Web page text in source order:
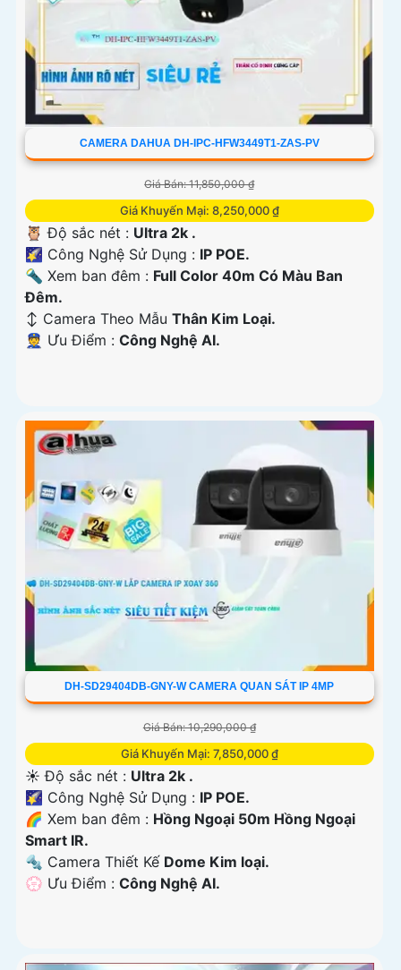
CAMERA DAHUA DH-IPC-HFW3449T1-ZAS-PV
Giá Bán: 11,850,000 ₫
Giá Khuyến Mại: 8,250,000 ₫
🦉 Độ sắc nét : Ultra 2k .
🌠 Công Nghệ Sử Dụng : IP POE.
🔦 Xem ban đêm : Full Color 40m Có Màu Ban
Đêm.
↕️ Camera Theo Mẫu Thân Kim Loại.
️👮 Ưu Điểm : Công Nghệ AI.
DH-SD29404DB-GNY-W CAMERA QUAN SÁT IP 4MP
Giá Bán: 10,290,000 ₫
Giá Khuyến Mại: 7,850,000 ₫
☀️ Độ sắc nét : Ultra 2k .
🌠 Công Nghệ Sử Dụng : IP POE.
🌈 Xem ban đêm : Hồng Ngoại 50m Hồng Ngoại
Smart IR.
🔩 Camera Thiết Kế Dome Kim loại.
️💮 Ưu Điểm : Công Nghệ AI.